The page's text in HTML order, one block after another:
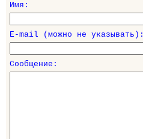
Имя:
E-mail (можно не указывать):
Сообщение: